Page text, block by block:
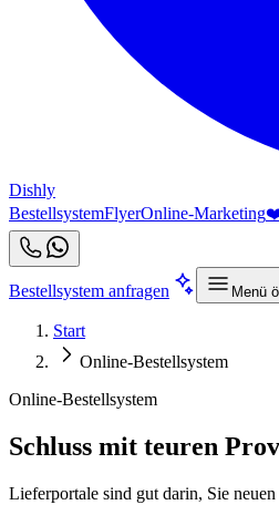
Dishly
BestellsystemFlyerOnline-Marketing
Bestellsystem anfragen Menü
Start
Online-Bestellsystem
Online-Bestellsystem
Schluss mit teuren
Lieferportale sind gut darin, Sie